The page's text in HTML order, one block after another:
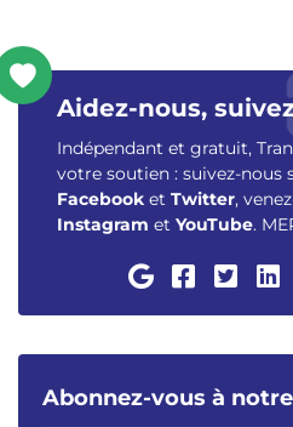
Aidez-nous,
Indépendant et gratuit,
votre soutien : suivez-nous
Facebook et Twitter,
Instagram et YouTube.
Abonnez-vous à